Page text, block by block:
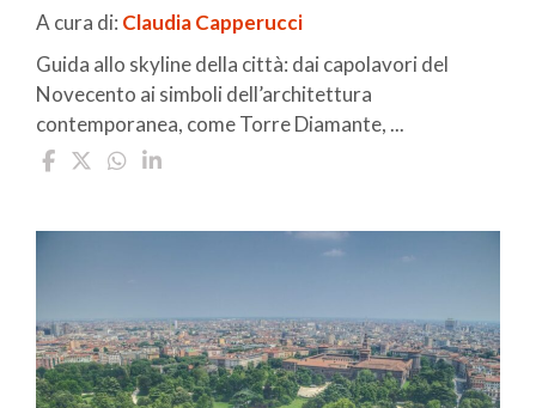
A cura di: Claudia Capperucci
Guida allo skyline della città: dai capolavori del
Novecento ai simboli dell’architettura
contemporanea, come Torre Diamante, ...